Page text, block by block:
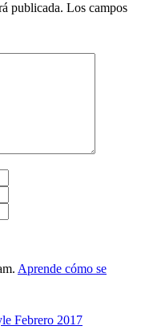
publicada. Los campos
Aprende cómo se
Febrero 2017